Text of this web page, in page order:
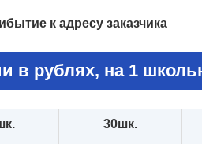
к адресу заказчика
в рублях, на 1
30шк.